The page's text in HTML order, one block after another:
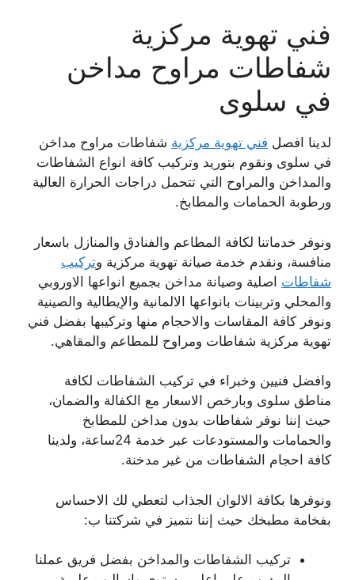
فني تهوية مركزية
شفاطات مراوح مداخن
في سلوى
لدينا افصل فني تهوية مركزية شفاطات مراوح مداخن
في سلوى ونقوم بتوريد وتركيب كافة انواع الشفاطات
والمداخن والمراوح التي تتحمل دراجات الحرارة العالية
ورطوبة الحمامات والمطابخ.
ونوفر خدماتنا لكافة المطاعم والفنادق والمنازل باسعار
منافسة، ونقدم خدمة صيانة تهوية مركزية وتركيب
شفاطات اصلية وصيانة مداخن بجميع انواعها الاوروبي
والمحلي وتربينات بانواعها الالمانية والإيطالية والصينية
ونوفر كافة المقاسات والاحجام منها وتركيبها بفضل فني
تهوية مركزية شفاطات ومراوح للمطاعم والمقاهي.
وافضل فنيين وخبراء في تركيب الشفاطات لكافة
مناطق سلوى وبارخص الاسعار مع الكفالة والضمان،
حيث إننا نوفر شفاطات بدون مداخن للمطابخ
والحمامات والمستودعات عبر خدمة 24ساعة، ولدينا
كافة احجام الشفاطات من غير مدخنة.
ونوفرها بكافة الالوان الجذاب لتعطي لك الاحساس
بفخامة مطبخك حيث إننا نتميز في شركتنا ب:
تركيب الشفاطات والمداخن بفضل فريق عملنا